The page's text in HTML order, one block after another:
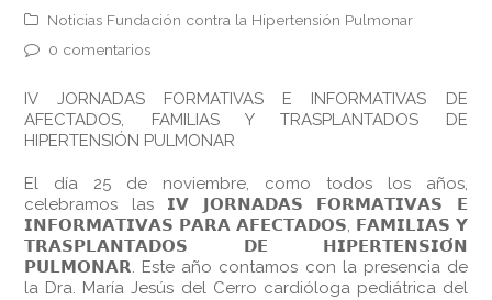
Noticias Fundación contra la Hipertensión Pulmonar
0 comentarios
IV JORNADAS FORMATIVAS E INFORMATIVAS DE
AFECTADOS, FAMILIAS Y TRASPLANTADOS DE
HIPERTENSIÓN PULMONAR
El día 25 de noviembre, como todos los años,
celebramos las 𝗜𝗩 𝗝𝗢𝗥𝗡𝗔𝗗𝗔𝗦 𝗙𝗢𝗥𝗠𝗔𝗧𝗜𝗩𝗔𝗦 𝗘
𝗜𝗡𝗙𝗢𝗥𝗠𝗔𝗧𝗜𝗩𝗔𝗦 𝗣𝗔𝗥𝗔 𝗔𝗙𝗘𝗖𝗧𝗔𝗗𝗢𝗦, 𝗙𝗔𝗠𝗜𝗟𝗜𝗔𝗦 𝗬
𝗧𝗥𝗔𝗦𝗣𝗟𝗔𝗡𝗧𝗔𝗗𝗢𝗦 𝗗𝗘 𝗛𝗜𝗣𝗘𝗥𝗧𝗘𝗡𝗦𝗜𝗢́𝗡
𝗣𝗨𝗟𝗠𝗢𝗡𝗔𝗥. Este año contamos con la presencia de
la Dra. María Jesús del Cerro cardióloga pediátrica del